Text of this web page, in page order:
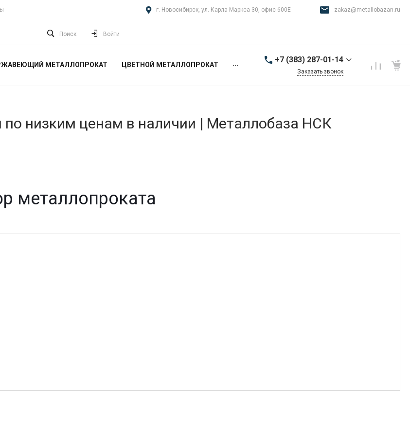
г. Новосибирск, ул. Карла Маркса 30, офис 600Е zakaz@metallobazan.ru
Поиск Войти
МЕТАЛЛОПРОКАТ ЦВЕТНОЙ МЕТАЛЛОПРОКАТ ... +7 (383) 287-01-14
9:00-18:00 пн-пт
Заказать звонок
по низким ценам в наличии | Металлобаза НСК
металлопроката